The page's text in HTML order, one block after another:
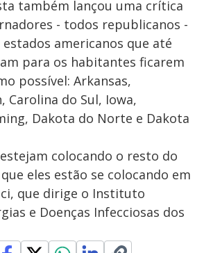
também lançou uma crítica
- todos republicanos -
americanos que até
para os habitantes ficarem
possível: Arkansas,
Carolina do Sul, Iowa,
Dakota do Norte e Dakota
colocando o resto do
eles estão se colocando em
que dirige o Instituto
e Doenças Infecciosas dos